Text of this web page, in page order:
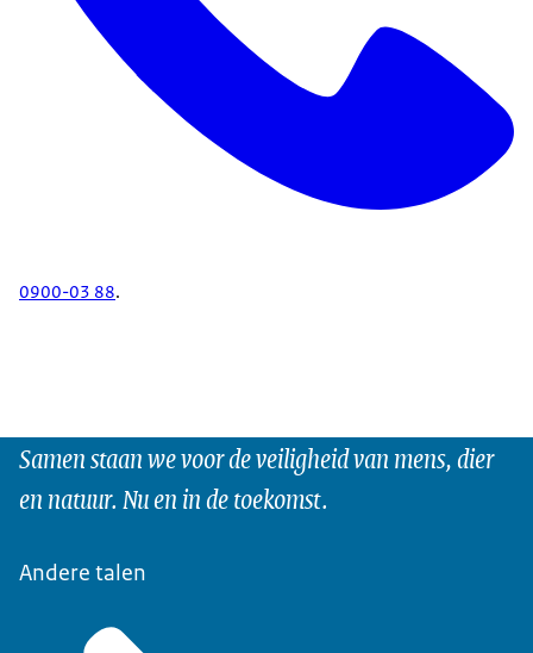
0900-03 88.
Samen staan we voor de veiligheid van mens, dier
en natuur. Nu en in de toekomst.
Andere talen